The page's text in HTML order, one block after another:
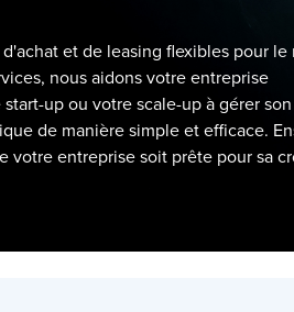
et de leasing flexibles pour le
nous aidons votre entreprise
up ou votre scale-up à gérer son
de manière simple et efficace.
votre entreprise soit prête pour sa